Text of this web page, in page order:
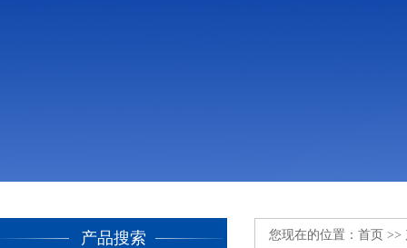
产品搜索 您现在的位置： 首页 >>